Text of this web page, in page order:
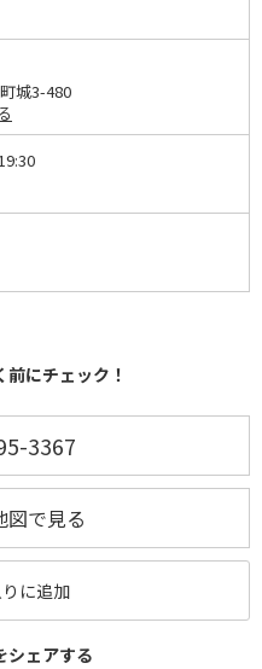
城3-480
にチェック！
3367
図で見る
に追加
シェアする